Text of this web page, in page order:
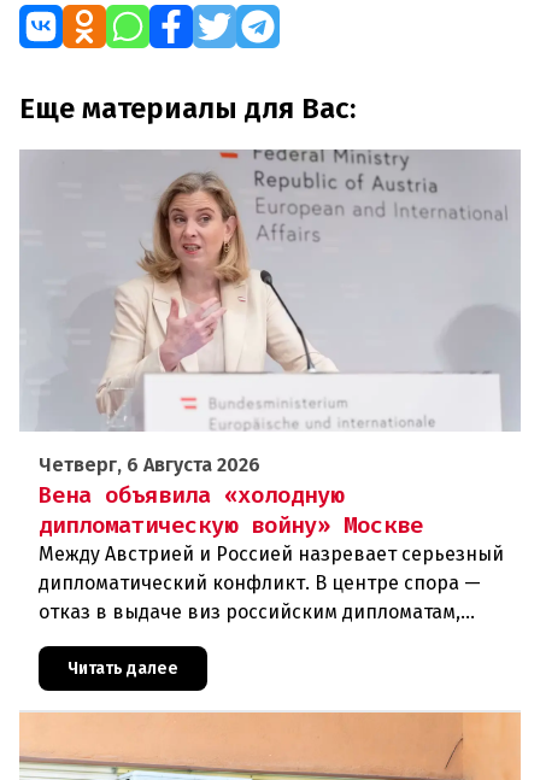
Еще материалы для Вас:
Четверг, 6 Августа 2026
Вена объявила «холодную
дипломатическую войну» Москве
Между Австрией и Россией назревает серьезный
дипломатический конфликт. В центре спора —
отказ в выдаче виз российским дипломатам,
международных организаций, которые
Читать далее